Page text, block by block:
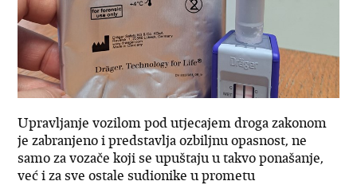
Upravljanje vozilom pod utjecajem droga zakonom
je zabranjeno i predstavlja ozbiljnu opasnost, ne
samo za vozače koji se upuštaju u takvo ponašanje,
već i za sve ostale sudionike u prometu